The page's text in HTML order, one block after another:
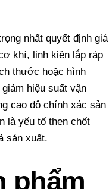
nhất quyết định giá
khí, linh kiện lắp ráp
thước hoặc hình
hiệu suất vận
cao độ chính xác sản
là yếu tố then chốt
sản xuất.
phẩm